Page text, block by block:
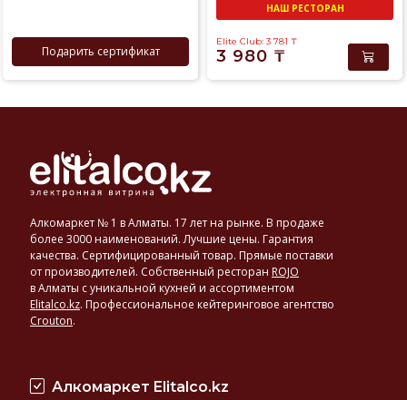
Подарить сертификат
НАШ РЕСТОРАН
Elite Club: 3 781 ₸
3 980 ₸
Алкомаркет № 1 в Алматы. 17 лет на рынке. В продаже
более 3000 наименований. Лучшие цены. Гарантия
качества. Сертифицированный товар. Прямые поставки
от производителей. Собственный ресторан ROJO
в Алматы с уникальной кухней и ассортиментом
Elitalco.kz. Профессиональное кейтеринговое агентство
Crouton.
Алкомаркет Elitalco.kz